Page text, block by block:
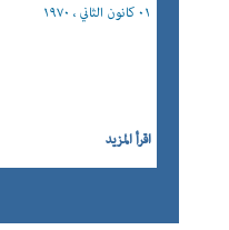
٠١ كانون الثاني ، ١٩٧٠
اقرأ المزيد